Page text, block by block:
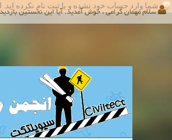
شما وارد حساب خود نشده و یا ثبت نام نکرده اید.
سلام مهمان گرامی ، خوش آمدید. آیا این نخستین